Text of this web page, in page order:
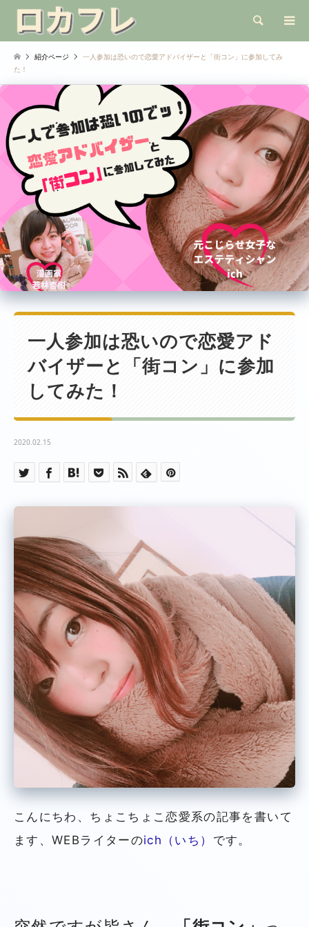
検索
紹介ページ
一人参加は恐いので恋愛アドバイザーと「街コン」に参加してみ
た！
一人参加は恐いので恋愛アド
バイザーと「街コン」に参加
してみた！
2020.02.15
こんにちわ、ちょこちょこ恋愛系の記事を書いて
ます、WEBライターのich（いち） です。